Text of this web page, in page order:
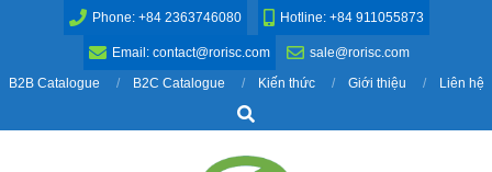
Phone: +84 2363746080 Hotline: +84 911055873
Email: contact@rorisc.com
sale@rorisc.com
B2B Catalogue
B2C Catalogue Kiến thức Giới thiệu
Liên hệ
Search